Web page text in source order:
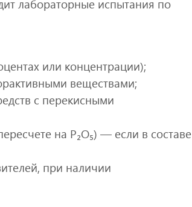
лабораторные испытания по
или концентрации);
веществами;
с перекисными
на P₂O₅) — если в составе
при наличии